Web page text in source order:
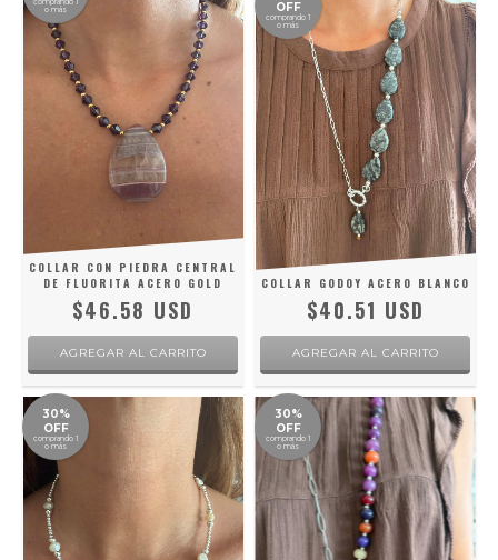
comprando 1
o más
COLLAR CON PIEDRA CENTRAL
DE FLUORITA ACERO GOLD
$46.58 USD
OFF
comprando 1
o más
COLLAR GODOY ACERO BLANCO
$40.51 USD
30%
OFF
comprando 1
o más
30%
OFF
comprando 1
o más